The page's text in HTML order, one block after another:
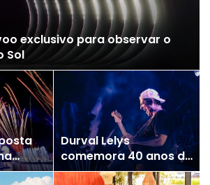
exclusivo para observar o
Sol
Durval Lelys
comemora 40 anos do
Asa de Águia em Porto